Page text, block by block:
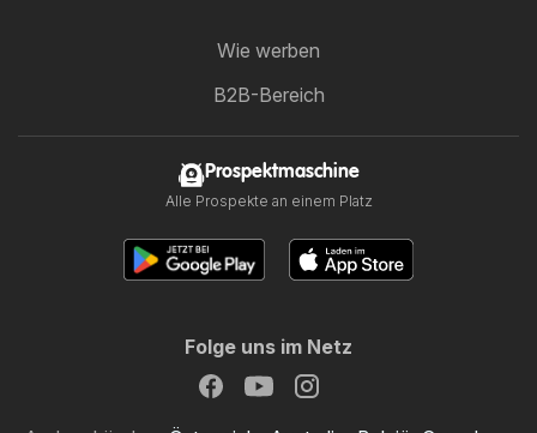
Wie werben
B2B-Bereich
Prospektmaschine
Alle Prospekte an einem Platz
Folge uns im Netz